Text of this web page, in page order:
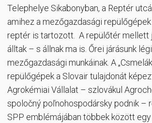
Telephelye Sikabonyban, a Reptér
amihez a mezőgazdasági
reptér is tartozott. A repülőtér mellett
álltak – s állnak ma is. Őrei járásunk légi
mezőgazdasági munkáinak. A
repülőgépek a Slovair tulajdonát
Agrokémiai Vállalat – szlovákul
spoločný poľnohospodársky podnik –
SPP emblémájában többek között